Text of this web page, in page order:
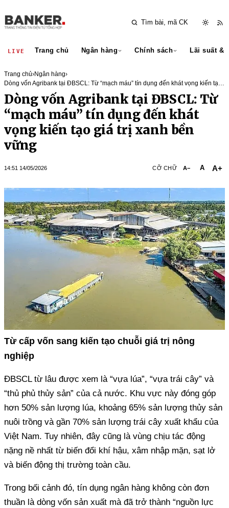
LIVE Trang chủ Ngân hàng Chính sách Lãi suất &
Trang chủ›Ngân hàng›
Dòng vốn Agribank tại ĐBSCL: Từ “mạch máu” tín dụng đến khát vọng kiến tạo
giá trị xanh bền vững
Dòng vốn Agribank tại ĐBSCL: Từ
“mạch máu” tín dụng đến khát
vọng kiến tạo giá trị xanh bền
vững
14:51 14/05/2026 CỠ CHỮ A− A A+
Từ cấp vốn sang kiến tạo chuỗi giá trị nông
nghiệp
ĐBSCL từ lâu được xem là “vựa lúa”, “vựa trái cây” và
“thủ phủ thủy sản” của cả nước. Khu vực này đóng góp
hơn 50% sản lượng lúa, khoảng 65% sản lượng thủy sản
nuôi trồng và gần 70% sản lượng trái cây xuất khẩu của
Việt Nam. Tuy nhiên, đây cũng là vùng chịu tác động
nặng nề nhất từ biến đổi khí hậu, xâm nhập mặn, sạt lở
và biến động thị trường toàn cầu.
Trong bối cảnh đó, tín dụng ngân hàng không còn đơn
thuần là dòng vốn sản xuất mà đã trở thành “nguồn lực